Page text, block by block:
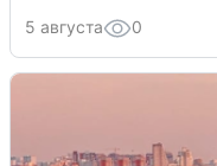
5 августа 0